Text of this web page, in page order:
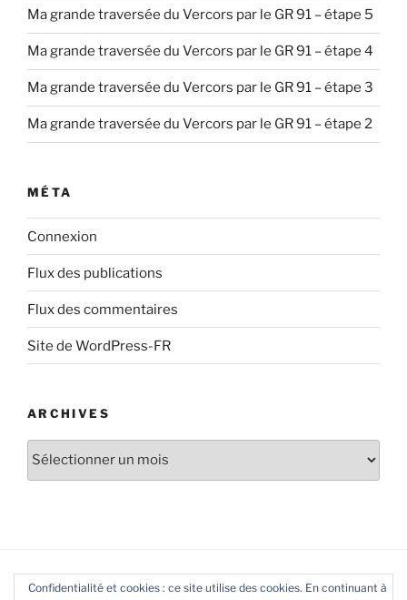
Ma grande traversée du Vercors par le GR 91 – étape 5
Ma grande traversée du Vercors par le GR 91 – étape 4
Ma grande traversée du Vercors par le GR 91 – étape 3
Ma grande traversée du Vercors par le GR 91 – étape 2
MÉTA
Connexion
Flux des publications
Flux des commentaires
Site de WordPress-FR
ARCHIVES
Archives
Confidentialité et cookies : ce site utilise des cookies. En continuant à